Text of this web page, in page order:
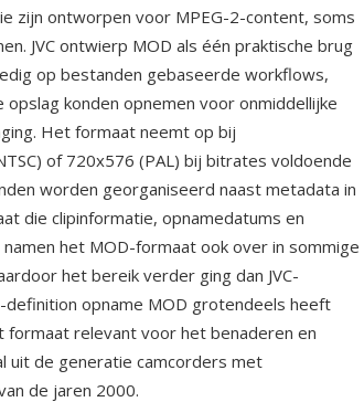
zijn ontworpen voor MPEG-2-content, soms
JVC ontwierp MOD als één praktische brug
op bestanden gebaseerde workflows,
konden opnemen voor onmiddellijke
Het formaat neemt op bij
of 720x576 (PAL) bij bitrates voldoende
worden georganiseerd naast metadata in
die clipinformatie, opnamedatums en
namen het MOD-formaat ook over in sommige
het bereik verder ging dan JVC-
opname MOD grotendeels heeft
relevant voor het benaderen en
uit de generatie camcorders met
de jaren 2000.